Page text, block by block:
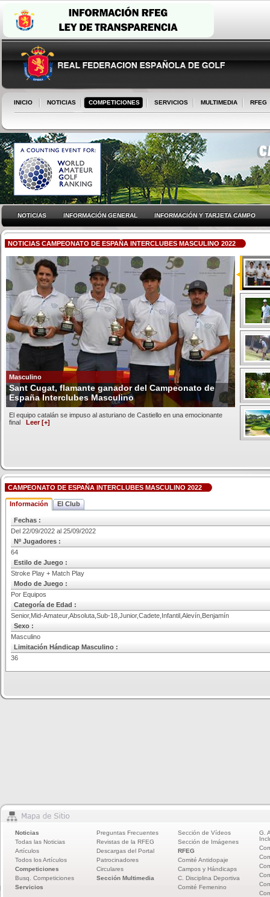
INICIO NOTICIAS COMPETICIONES SERVICIOS MULTIMEDIA RFEG
NOTICIAS INFORMACIÓN GENERAL INFORMACIÓN Y TARJETA CAMPO
NOTICIAS CAMPEONATO DE ESPAÑA INTERCLUBES MASCULINO 2022
Masculino
Sant Cugat, flamante ganador del Campeonato de
España Interclubes Masculino
El equipo catalán se impuso al asturiano de Castiello en una emocionante
final Leer [+]
CAMPEONATO DE ESPAÑA INTERCLUBES MASCULINO 2022
Información El Club
Fechas :
Del 22/09/2022 al 25/09/2022
Nº Jugadores :
64
Estilo de Juego :
Stroke Play + Match Play
Modo de Juego :
Por Equipos
Categoría de Edad :
Senior,Mid-Amateur,Absoluta,Sub-18,Junior,Cadete,Infantil,Alevín,Benjamín
Sexo :
Masculino
Limitación Hándicap Masculino :
36
Noticias
Todas las Noticias
Artículos
Todos los Artículos
Competiciones
Busq. Competiciones
Servicios
Preguntas Frecuentes
Revistas de la RFEG
Descargas del Portal
Patrocinadores
Circulares
Sección Multimedia
Sección de Vídeos
Sección de Imágenes
RFEG
Comité Antidopaje
Campos y Hándicaps
C. Disciplina Deportiva
Comité Femenino
G.